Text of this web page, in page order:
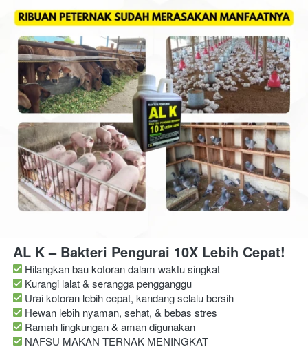
AL K – Bakteri Pengurai 10X Lebih Cepat!
Hilangkan bau kotoran dalam waktu singkat
Ramah lingkungan & aman digunakan
NAFSU MAKAN TERNAK MENINGKAT